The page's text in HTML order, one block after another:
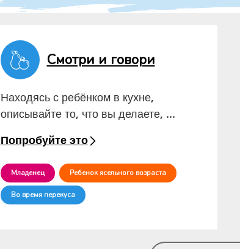
Смотри и говори
Находясь с ребёнком в кухне,
описывайте то, что вы делаете, ...
Попробуйте это
Младенец Ребенок ясельного возраста
Во время перекуса